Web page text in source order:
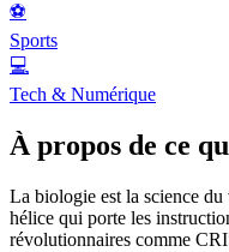
⚽
Sports
💻
Tech & Numérique
À propos de ce
La biologie est la science
hélice qui porte les
révolutionnaires comme